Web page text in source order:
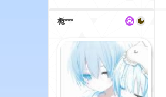
栀***